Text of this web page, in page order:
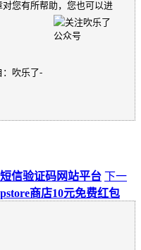
您有所帮助，您也可以进
：吹乐了-
信验证码网站平台 下一
商店10元免费红包